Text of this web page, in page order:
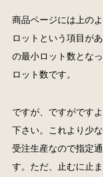
商品ページには上の
ロットという項目が
の最小ロット数とな
ロット数です。
ですが、ですがです
下さい。これより少
受注生産なので指定
す。ただ、止むに止